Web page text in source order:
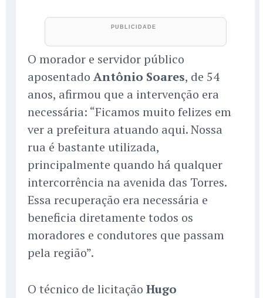
O morador e servidor público
aposentado Antônio Soares, de 54
anos, afirmou que a intervenção era
necessária: “Ficamos muito felizes em
ver a prefeitura atuando aqui. Nossa
rua é bastante utilizada,
principalmente quando há qualquer
intercorrência na avenida das Torres.
Essa recuperação era necessária e
beneficia diretamente todos os
moradores e condutores que passam
pela região”.
O técnico de licitação Hugo